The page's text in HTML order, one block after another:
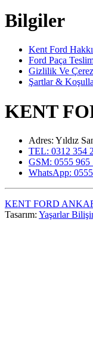
Bilgiler
Kent Ford
Ford Paça
Gizlilik Ve
Şartlar &
KENT
Adres: Yıldız
TEL: 0312 354
GSM: 0555 965
WhatsApp:
KENT FORD
Tasarım: Yaşarlar